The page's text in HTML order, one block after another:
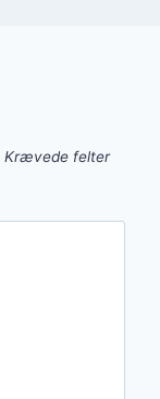
Krævede felter